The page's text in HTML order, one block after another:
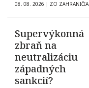
08. 08. 2026 | ZO ZAHRANIČIA
Supervýkonná
zbraň na
neutralizáciu
západných
sankcií?